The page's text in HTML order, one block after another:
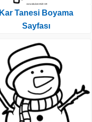
Kar Tanesi Boyama
Sayfası